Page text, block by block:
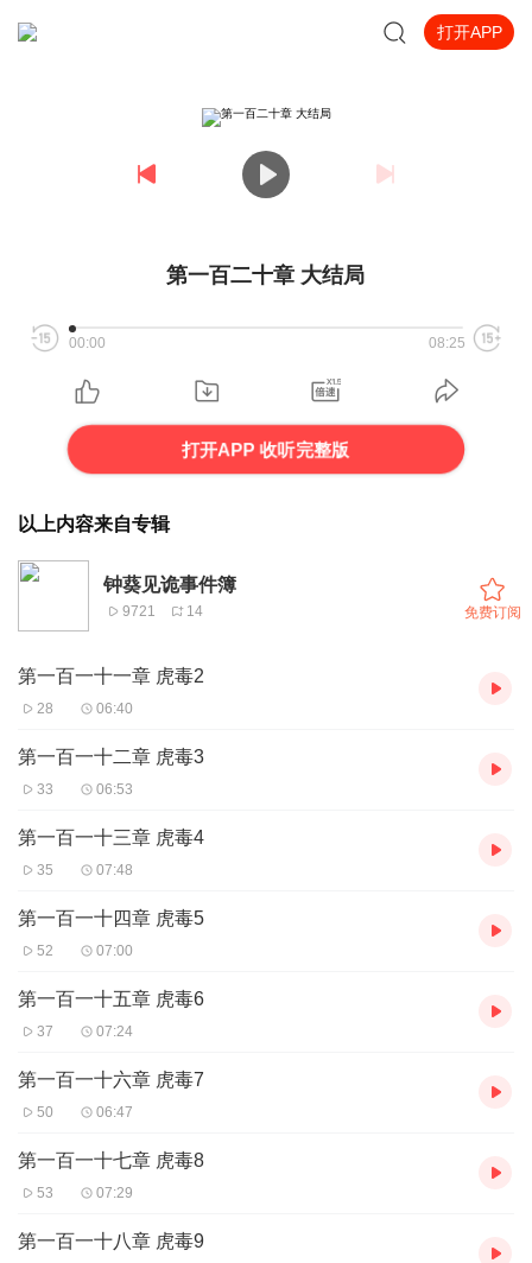
打开APP
第一百二十章 大结局
00:00 08:25
打开APP 收听完整版
以上内容来自专辑
钟葵见诡事件簿
9721 14 免费订阅
第一百一十一章 虎毒2
28 06:40
第一百一十二章 虎毒3
33 06:53
第一百一十三章 虎毒4
35 07:48
第一百一十四章 虎毒5
52 07:00
第一百一十五章 虎毒6
37 07:24
第一百一十六章 虎毒7
50 06:47
第一百一十七章 虎毒8
53 07:29
第一百一十八章 虎毒9